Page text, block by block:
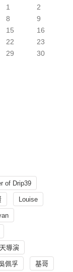
1
2
8
9
15
16
22
23
29
30
of Drip39
Louise
導演
佩孚 基哥